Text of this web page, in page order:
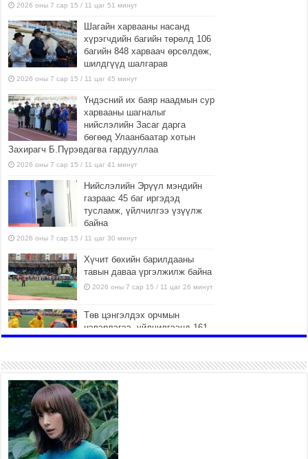
2026 оны 7 сар 15 / 11 цаг 51 минут
Шагайн харвааны насанд
хүрэгчдийн багийн төрөлд 106
багийн 848 харваач өрсөлдөж,
шилдгүүд шалгарав
2026 оны 7 сар 15 / 11 цаг 45 минут
Үндэсний их баяр наадмын сур
харвааны шагналыг
нийслэлийн Засаг дарга
бөгөөд Улаанбаатар хотын
Захирагч Б.Пүрэвдагва гардууллаа
2026 оны 7 сар 15 / 11 цаг 41 минут
Нийслэлийн Эрүүл мэндийн
газраас 45 баг иргэдэд
тусламж, үйлчилгээ үзүүлж
байна
2026 оны 7 сар 15 / 11 цаг 30 минут
Хүчит бөхийн барилдааны
тавын даваа үргэлжилж байна
2026 оны 7 сар 15 / 11 цаг 26 минут
Төв цэнгэлдэх орчмын
цэвэрлэгээ, үйлчилгээнд 161
ажилтан, 27 техниктэй
2026 оны 7 сар 15 / 11 цаг 22 минут
Наадмын амралтын өдрүүдэд
нийслэлийн эрүүл мэндийн
байгууллагууд дараах
хуваарийн дагуу ажиллана
2026 оны 7 сар 15 / 11 цаг 18 минут